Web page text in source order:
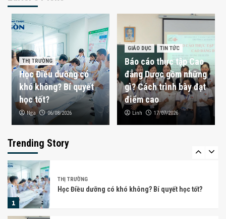
THỊ TRƯỜNG
Học Điều dưỡng có
khó không? Bí quyết
học tốt?
Nga 06/08/2026
GIÁO DỤC TIN TỨC
Báo cáo thực tập Cao
đẳng Dược gồm những
gì? Cách trình bày đạt
điểm cao
Linh 17/07/2026
Trending Story
Ngành Kỹ thuật Phục hồi chức năng ra làm gì?
Cơ hội nghề nghiệp hiện nay
4
SỨC KHỎE
Mẹ bỉm uống nước dừa được không?
5
SỨC KHỎE
1
THỊ TRƯỜNG
Học Điều dưỡng có khó không? Bí quyết học tốt?